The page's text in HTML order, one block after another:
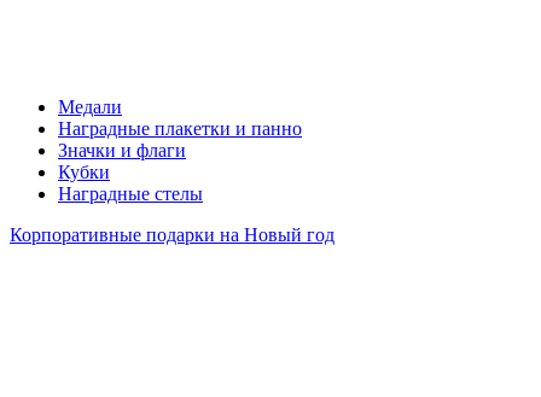
Медали
Наградные плакетки и панно
Значки и флаги
Кубки
Наградные стелы
Корпоративные подарки на Новый год